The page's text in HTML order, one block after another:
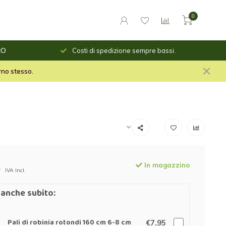
0
per il fuoco e stuf per
Costi di spedizione sempre bassi.
stesso.
IVA Incl.
In magazzino
subito:
Pali di robinia rotondi 160 cm 6-8 cm €7,95